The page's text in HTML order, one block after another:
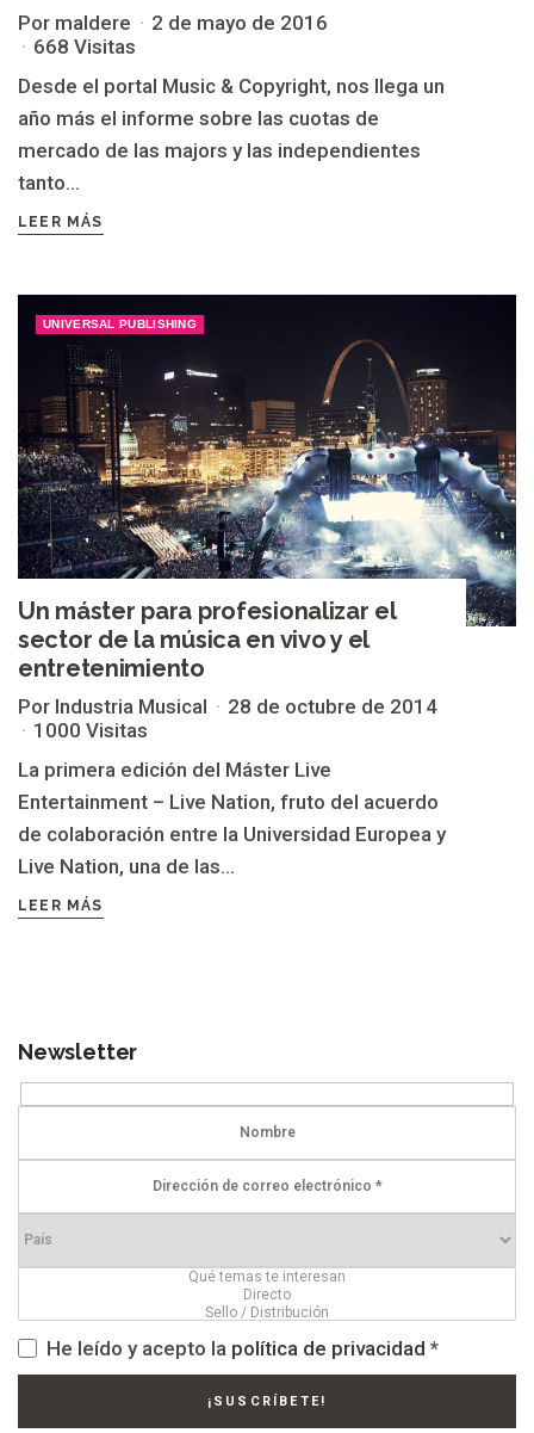
Por maldere
2 de mayo de 2016
668 Visitas
Desde el portal Music & Copyright, nos llega un
año más el informe sobre las cuotas de
mercado de las majors y las independientes
tanto...
LEER MÁS
UNIVERSAL PUBLISHING
Un máster para profesionalizar el
sector de la música en vivo y el
entretenimiento
Por Industria Musical
28 de octubre de 2014
1000 Visitas
La primera edición del Máster Live
Entertainment – Live Nation, fruto del acuerdo
de colaboración entre la Universidad Europea y
Live Nation, una de las...
LEER MÁS
Newsletter
He leído y acepto la política de privacidad *